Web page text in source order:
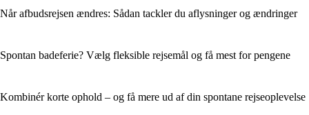
Når afbudsrejsen ændres: Sådan tackler du aflysninger og ændringer
Spontan badeferie? Vælg fleksible rejsemål og få mest for pengene
Kombinér korte ophold – og få mere ud af din spontane rejseoplevelse